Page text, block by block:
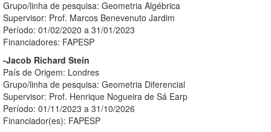
Grupo/linha de pesquisa: Geometria Algébrica
Supervisor: Prof. Marcos Benevenuto Jardim
Período: 01/02/2020 a 31/01/2023
Financiadores: FAPESP
-Jacob Richard Stein
País de Origem: Londres
Grupo/linha de pesquisa: Geometria Diferencial
Supervisor: Prof. Henrique Nogueira de Sá Earp
Período: 01/11/2023 a 31/10/2026
Financiador(es): FAPESP